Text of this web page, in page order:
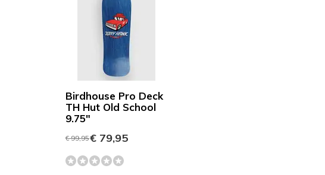
Birdhouse Pro Deck
TH Hut Old School
9.75"
€ 99,95€ 79,95